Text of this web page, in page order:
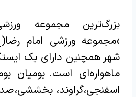
بزرگ‌ترین مجموعه
«مجموعه ورزشی امام
شهر همچنین دارای یک
ماهواره‌ای است. بومیان
اسفنجی،گراوند، بخششی،